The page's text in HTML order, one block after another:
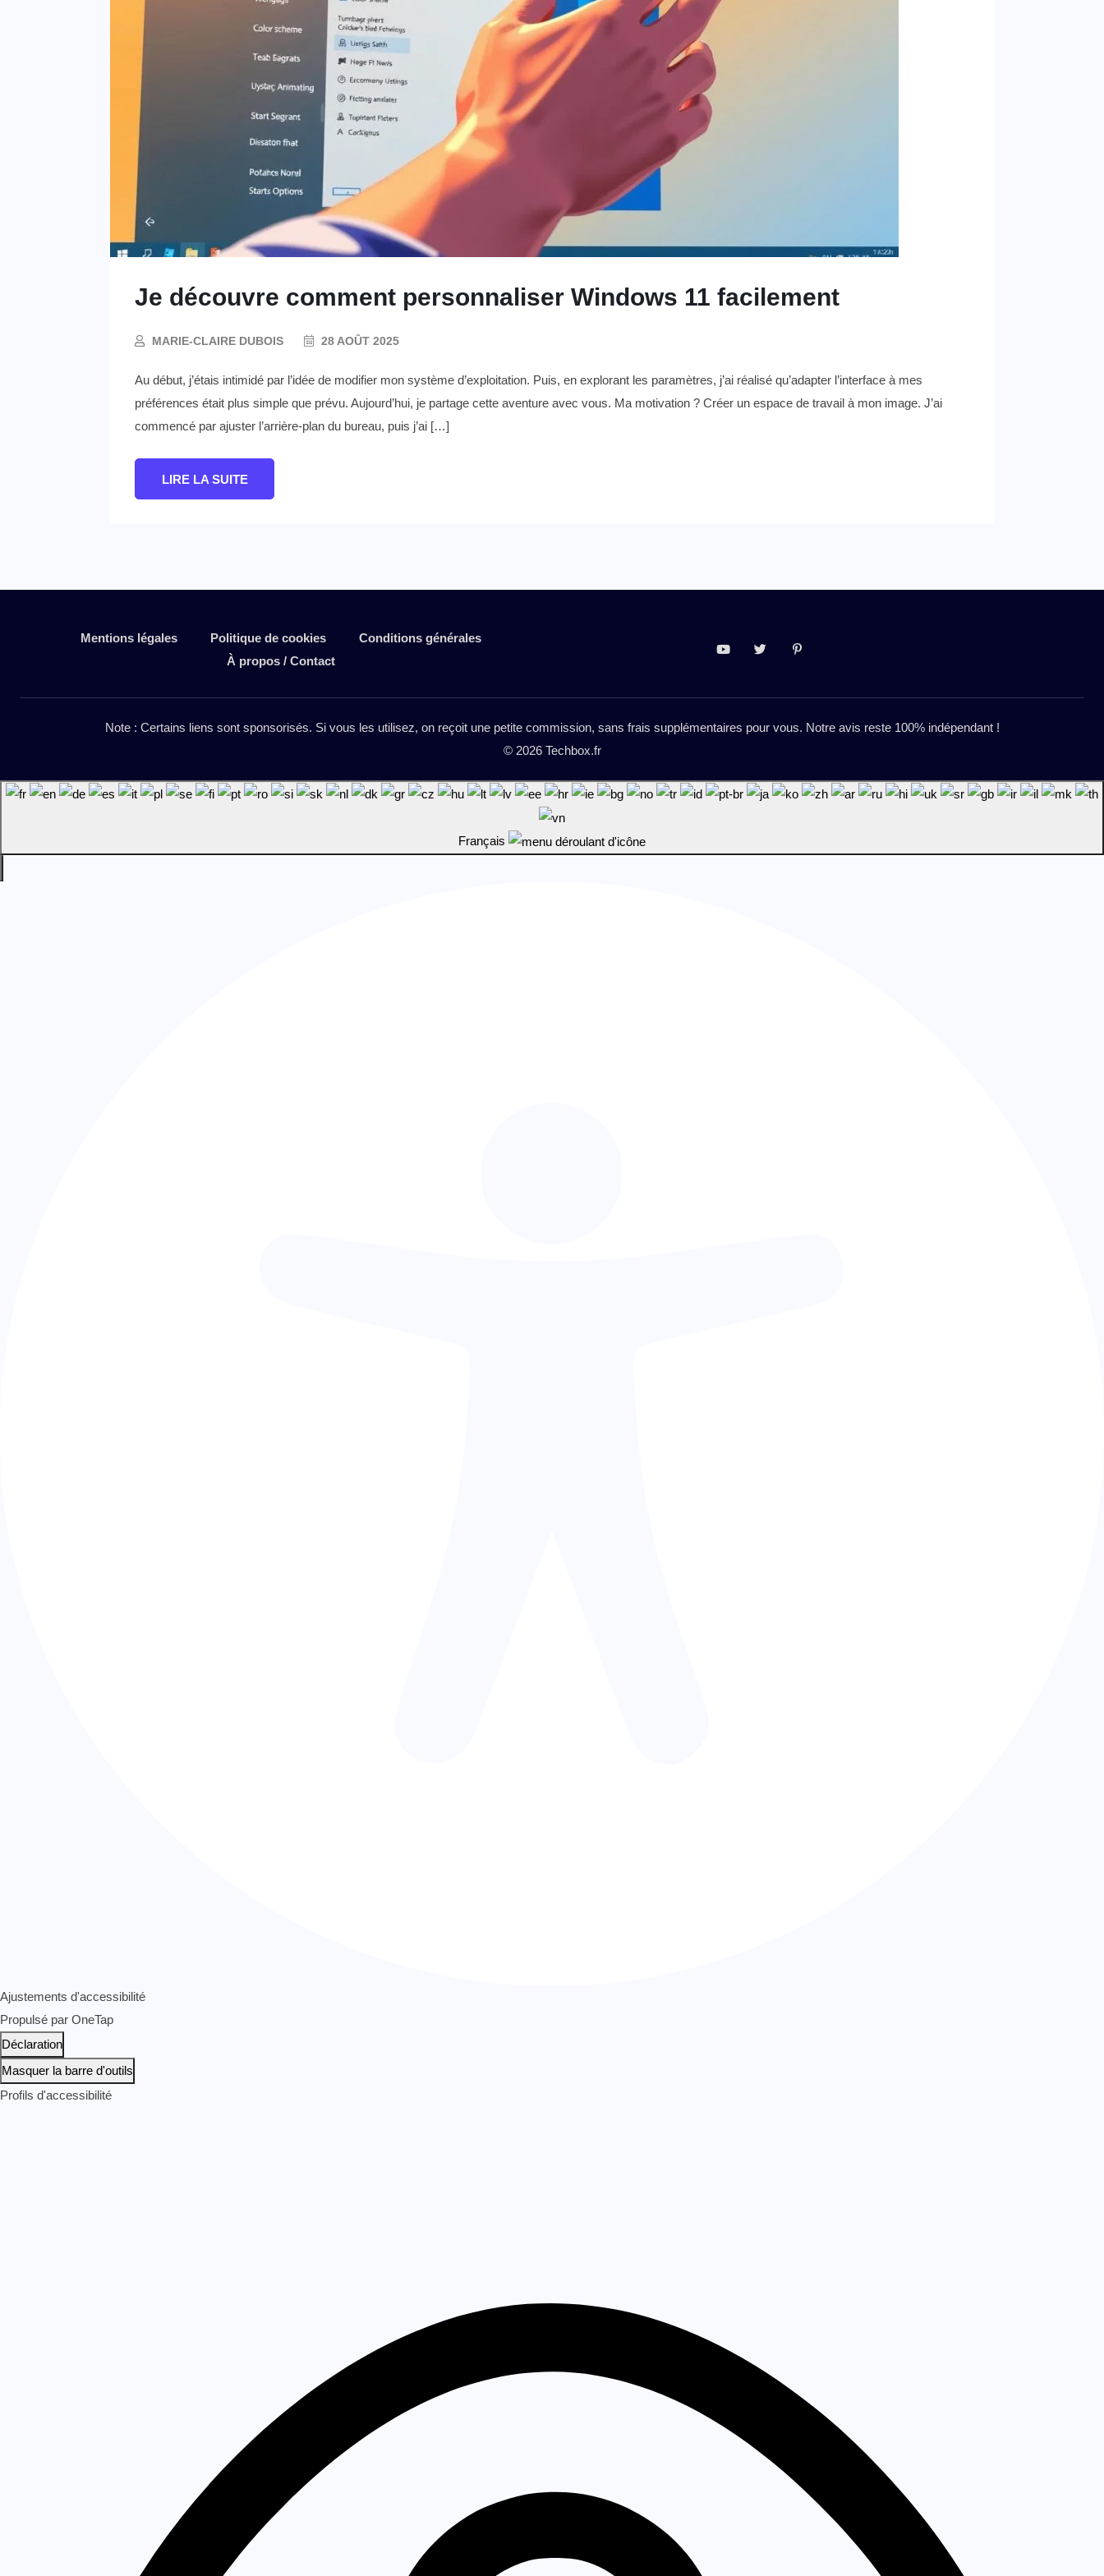
Je découvre comment personnaliser Windows 11 facilement
MARIE-CLAIRE DUBOIS 28 AOÛT 2025
Au début, j’étais intimidé par l’idée de modifier mon système d’exploitation. Puis, en explorant les paramètres, j’ai réalisé qu’adapter l’interface à mes
préférences était plus simple que prévu. Aujourd’hui, je partage cette aventure avec vous. Ma motivation ? Créer un espace de travail à mon image. J’ai
commencé par ajuster l’arrière-plan du bureau, puis j’ai […]
LIRE LA SUITE
Mentions légales Politique de cookies
Conditions générales
À propos / Contact
Note : Certains liens sont sponsorisés. Si vous les utilisez, on reçoit une petite commission, sans frais supplémentaires pour vous. Notre avis reste 100% indépendant !
© 2026 Techbox.fr
Français
Ajustements d'accessibilité
Propulsé par OneTap
Déclaration
Masquer la barre d'outils
Profils d'accessibilité